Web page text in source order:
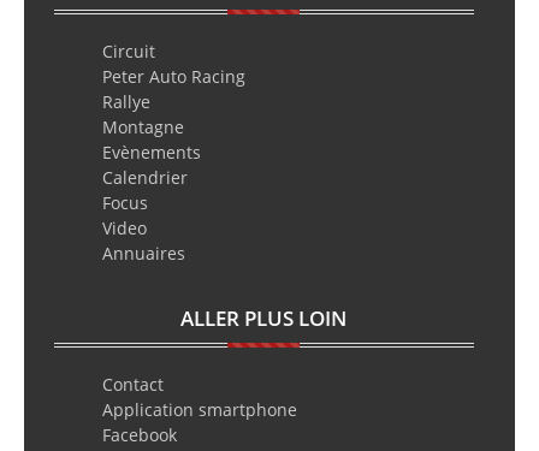
Circuit
Peter Auto Racing
Rallye
Montagne
Evènements
Calendrier
Focus
Video
Annuaires
ALLER PLUS LOIN
Contact
Application smartphone
Facebook